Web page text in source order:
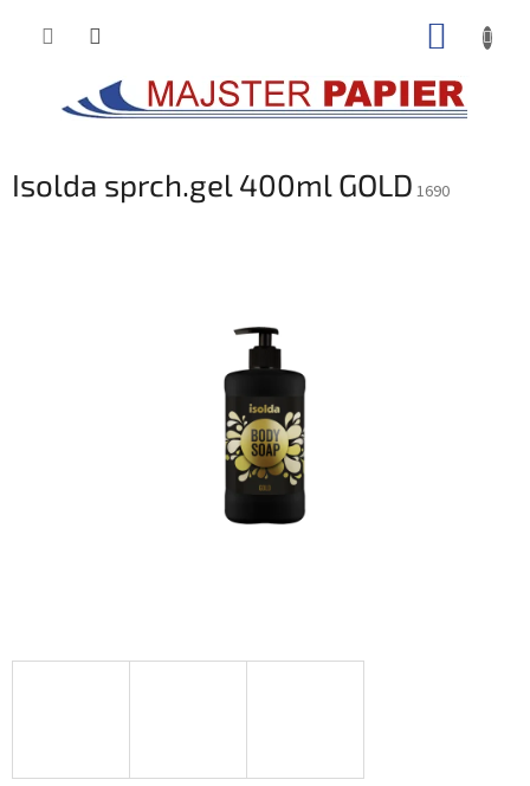
Isolda sprch.gel 400ml GOLD 1690